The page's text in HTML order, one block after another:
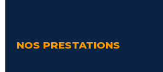
NOS PRESTATIONS